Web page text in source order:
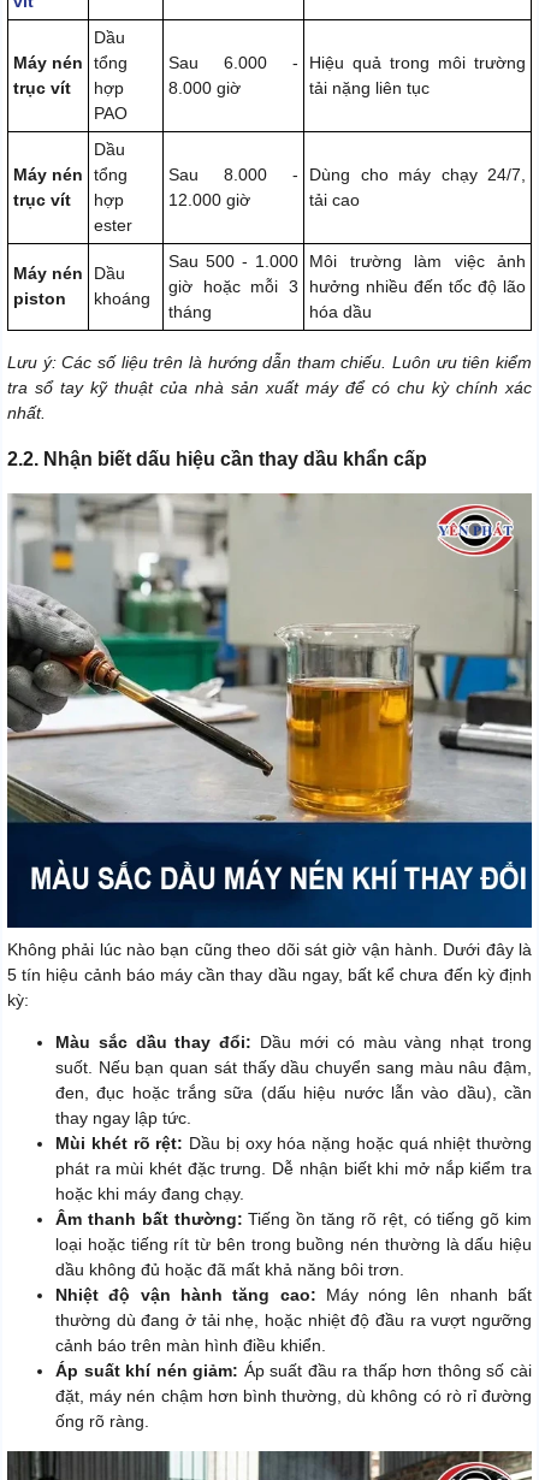
Máy nén
trục vít
Dầu
tổng
hợp
PAO
Sau 6.000 -
8.000 giờ
Hiệu quả trong môi trường
tải nặng liên tục
Máy nén
trục vít
Dầu
tổng
hợp
ester
Sau 8.000 -
12.000 giờ
Dùng cho máy chạy 24/7,
tải cao
Máy nén
piston
Dầu
khoáng
Sau 500 - 1.000
giờ hoặc mỗi 3
tháng
Môi trường làm việc ảnh
hưởng nhiều đến tốc độ lão
hóa dầu
Lưu ý: Các số liệu trên là hướng dẫn tham chiếu. Luôn ưu tiên kiểm
tra sổ tay kỹ thuật của nhà sản xuất máy để có chu kỳ chính xác
nhất.
2.2. Nhận biết dấu hiệu cần thay dầu khẩn cấp
Không phải lúc nào bạn cũng theo dõi sát giờ vận hành. Dưới đây là
5 tín hiệu cảnh báo máy cần thay dầu ngay, bất kể chưa đến kỳ định
kỳ:
Màu sắc dầu thay đổi: Dầu mới có màu vàng nhạt trong
suốt. Nếu bạn quan sát thấy dầu chuyển sang màu nâu đậm,
đen, đục hoặc trắng sữa (dấu hiệu nước lẫn vào dầu), cần
thay ngay lập tức.
Mùi khét rõ rệt: Dầu bị oxy hóa nặng hoặc quá nhiệt thường
phát ra mùi khét đặc trưng. Dễ nhận biết khi mở nắp kiểm tra
hoặc khi máy đang chạy.
Âm thanh bất thường: Tiếng ồn tăng rõ rệt, có tiếng gõ kim
loại hoặc tiếng rít từ bên trong buồng nén thường là dấu hiệu
dầu không đủ hoặc đã mất khả năng bôi trơn.
Nhiệt độ vận hành tăng cao: Máy nóng lên nhanh bất
thường dù đang ở tải nhẹ, hoặc nhiệt độ đầu ra vượt ngưỡng
cảnh báo trên màn hình điều khiển.
Áp suất khí nén giảm: Áp suất đầu ra thấp hơn thông số cài
đặt, máy nén chậm hơn bình thường, dù không có rò rỉ đường
ống rõ ràng.